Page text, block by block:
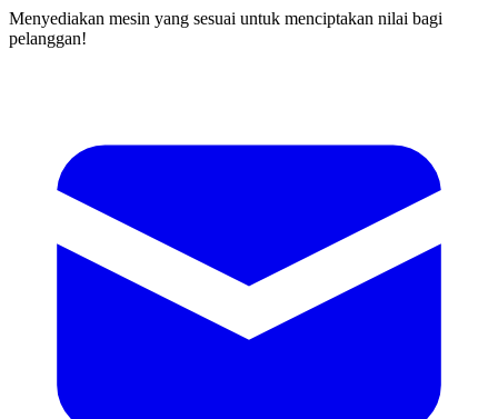
Menyediakan mesin yang sesuai untuk menciptakan nilai bagi
pelanggan!